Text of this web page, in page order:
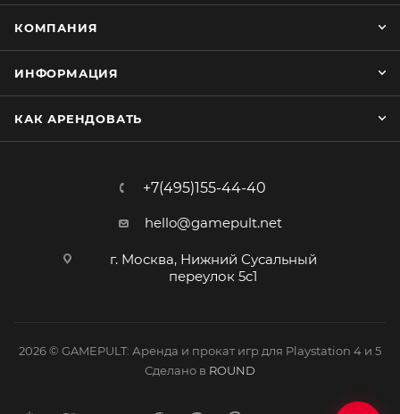
КОМПАНИЯ
ИНФОРМАЦИЯ
КАК АРЕНДОВАТЬ
+7(495)155-44-40
hello@gamepult.net
г. Москва, Нижний Сусальный
переулок 5с1
2026 © GAMEPULT: Аренда и прокат игр для Playstation 4 и 5
Сделано в ROUND